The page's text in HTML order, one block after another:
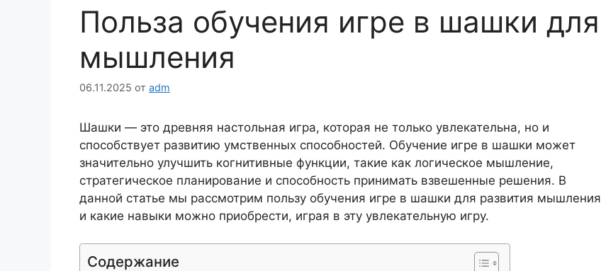
Польза обучения игре в шашки для
мышления
06.11.2025 от adm
Шашки — это древняя настольная игра, которая не только увлекательна, но и
способствует развитию умственных способностей. Обучение игре в шашки может
значительно улучшить когнитивные функции, такие как логическое мышление,
стратегическое планирование и способность принимать взвешенные решения. В
данной статье мы рассмотрим пользу обучения игре в шашки для развития мышления
и какие навыки можно приобрести, играя в эту увлекательную игру.
Содержание